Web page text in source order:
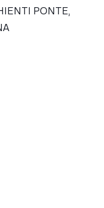
PONTE,